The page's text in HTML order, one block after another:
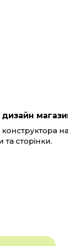
сторінки.